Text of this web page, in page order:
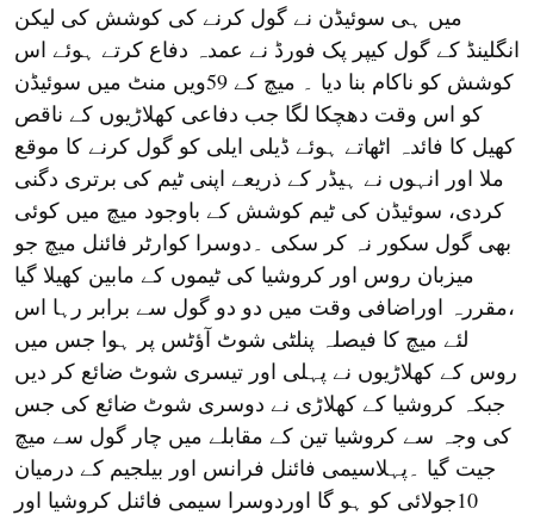
میں ہی سوئیڈن نے گول کرنے کی کوشش کی لیکن
انگلینڈ کے گول کیپر پک فورڈ نے عمدہ دفاع کرتے ہوئے اس
کوشش کو ناکام بنا دیا ۔ میچ کے 59ویں منٹ میں سوئیڈن
کو اس وقت دھچکا لگا جب دفاعی کھلاڑیوں کے ناقص
کھیل کا فائدہ اٹھاتے ہوئے ڈیلی ایلی کو گول کرنے کا موقع
ملا اور انہوں نے ہیڈر کے ذریعے اپنی ٹیم کی برتری دگنی
کردی، سوئیڈن کی ٹیم کوشش کے باوجود میچ میں کوئی
بھی گول سکور نہ کر سکی ۔دوسرا کوارٹر فائنل میچ جو
میزبان روس اور کروشیا کی ٹیموں کے مابین کھیلا گیا
،مقررہ اوراضافی وقت میں دو دو گول سے برابر رہا اس
لئے میچ کا فیصلہ پنلٹی شوٹ آؤٹس پر ہوا جس میں
روس کے کھلاڑیوں نے پہلی اور تیسری شوٹ ضائع کر دیں
جبکہ کروشیا کے کھلاڑی نے دوسری شوٹ ضائع کی جس
کی وجہ سے کروشیا تین کے مقابلے میں چار گول سے میچ
جیت گیا ۔پہلاسیمی فائنل فرانس اور بیلجیم کے درمیان
10جولائی کو ہو گا اوردوسرا سیمی فائنل کروشیا اور